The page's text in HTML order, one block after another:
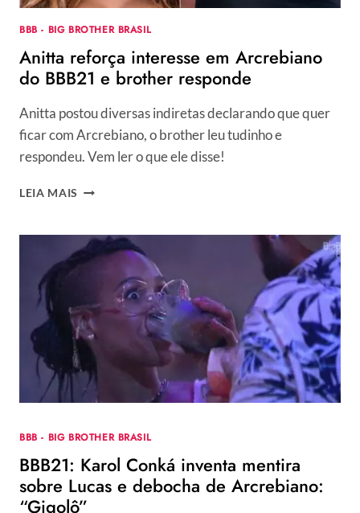
BBB - BIG BROTHER BRASIL
Anitta reforça interesse em Arcrebiano
do BBB21 e brother responde
Anitta postou diversas indiretas declarando que quer
ficar com Arcrebiano, o brother leu tudinho e
respondeu. Vem ler o que ele disse!
LEIA MAIS ANITTA
EM
ARCREBIANO
E
BROTHER
RESPONDE
BBB - BIG BROTHER BRASIL
BBB21: Karol Conká inventa mentira
sobre Lucas e debocha de Arcrebiano:
“Gigolô”